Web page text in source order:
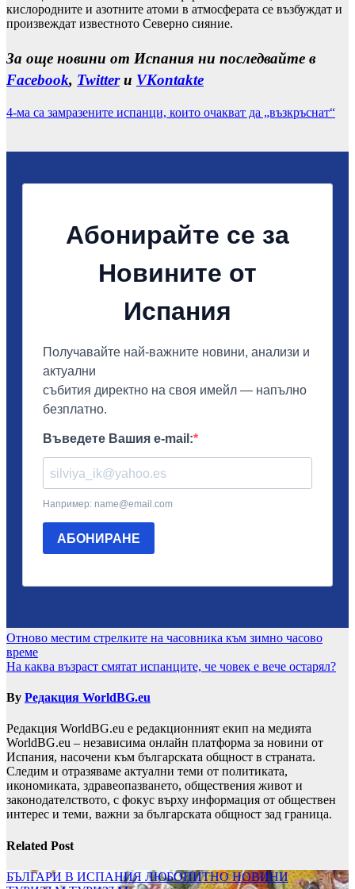
кислородните и азотните атоми в атмосферата се възбуждат и
произвеждат известното Северно сияние.
За още новини от Испания ни последвайте в
Facebook, Twitterи VKontakte
4-ма са замразените испанци, които очакват да „възкръснат“
Навигация
Отново местим стрелките на часовника към зимно часово
време
На каква възраст смятат испанците, че човек е вече остарял?
By Редакция WorldBG.eu
Редакция WorldBG.eu е редакционният екип на медията
WorldBG.eu – независима онлайн платформа за новини от
Испания, насочени към българската общност в страната.
Следим и отразяваме актуални теми от политиката,
икономиката, здравеопазването, обществения живот и
законодателството, с фокус върху информация от обществен
интерес и теми, важни за българската общност зад граница.
Related Post
БЪЛГАРИ В ИСПАНИЯ ЛЮБОПИТНОНОВИНИ